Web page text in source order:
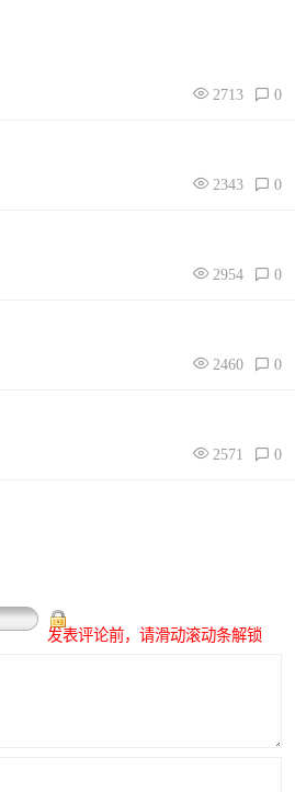
2713 0
2343 0
2954 0
2460 0
2571 0
发表评论前，请滑动滚动条解锁